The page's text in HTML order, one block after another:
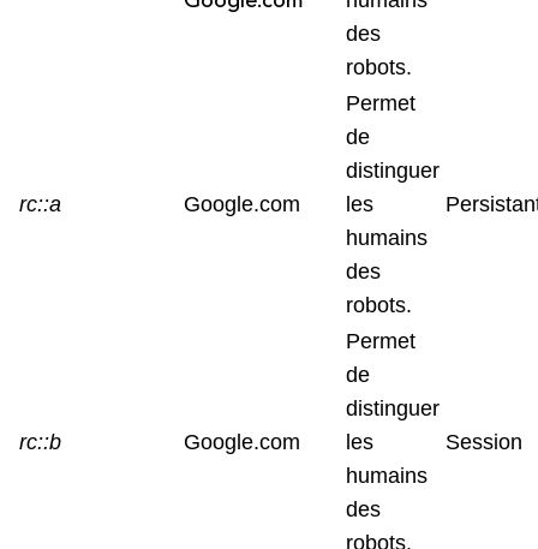
des
robots.
rc::a Google.com
Permet
de
distinguer
les
humains
des
robots.
rc::b Google.com
Permet
de
distinguer
les
humains
des
robots.
Session